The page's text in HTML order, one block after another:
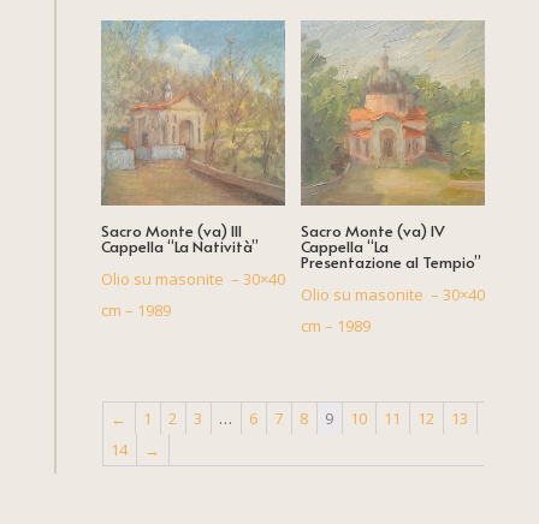
Sacro Monte (va) III
Cappella “La Natività”
Olio su masonite – 30×40
cm – 1989
Sacro Monte (va) IV
Cappella “La
Presentazione al Tempio”
Olio su masonite – 30×40
cm – 1989
← 1 2 3 … 6 7 8 9 10 11 12
13
14
→